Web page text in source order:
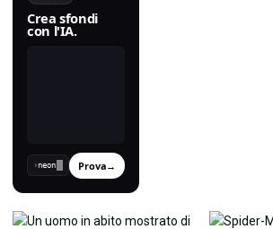
Crea sfondi
con l'IA.
› Prova